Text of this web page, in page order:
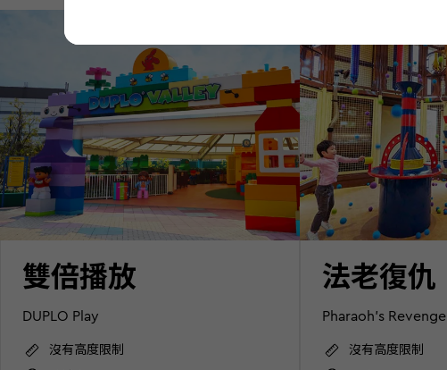
雙倍播放
DUPLO Play
沒有高度限制
法老復仇
Pharaoh's Revenge
沒有高度限制